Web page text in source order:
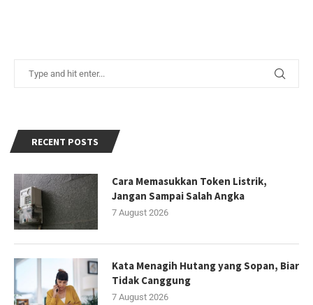
RECENT POSTS
Cara Memasukkan Token Listrik,
Jangan Sampai Salah Angka
7 August 2026
Kata Menagih Hutang yang Sopan, Biar
Tidak Canggung
7 August 2026